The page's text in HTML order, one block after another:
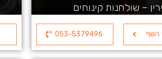
ירין – שולחנות קינוחים
השף 053-5379496